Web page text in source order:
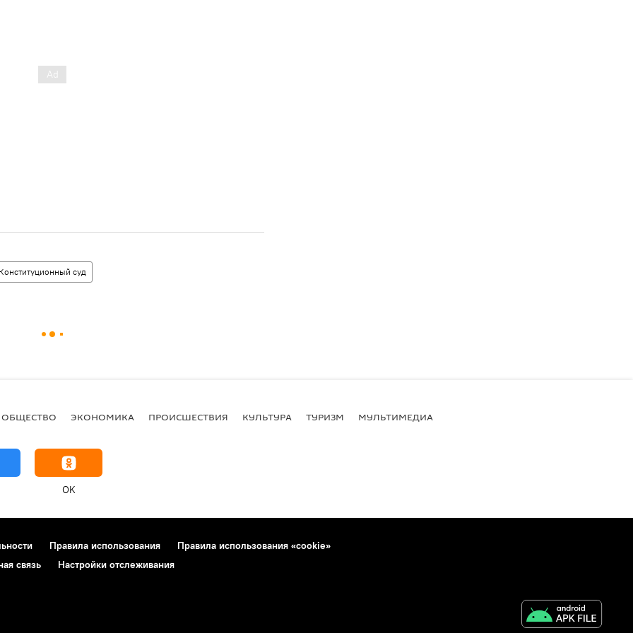
Конституционный суд
ОБЩЕСТВО ЭКОНОМИКА ПРОИСШЕСТВИЯ КУЛЬТУРА ТУРИЗМ МУЛЬТИМЕДИА
OK
Правила использования
Правила использования «cookie»
связь Настройки отслеживания